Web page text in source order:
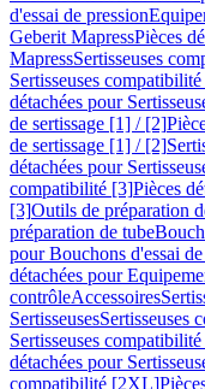
d'essai de pression
Geberit MapressPièces
MapressSertisseuses
Sertisseuses
détachées pour
de sertissage [1] / [2]
de sertissage [1] / [2]
détachées pour
compatibilité [3]Pièces
[3]Outils de préparation
préparation de tube
pour Bouchons d'essai
détachées pour
contrôleAccessoires
SertisseusesSertisseuses
Sertisseuses
détachées pour
compatibilité [2XL]